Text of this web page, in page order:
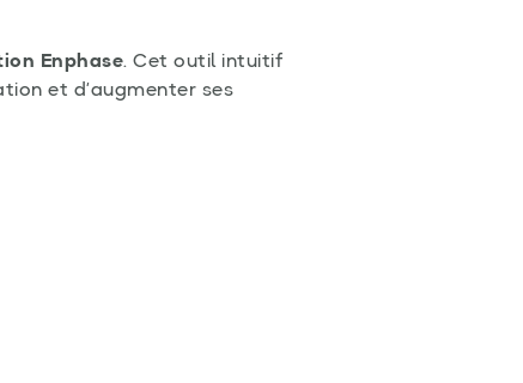
Enphase. Cet outil intuitif
et d’augmenter ses